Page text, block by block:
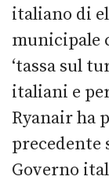
italiano di
municipale
‘tassa sul
italiani e
Ryanair ha
precedente
Governo